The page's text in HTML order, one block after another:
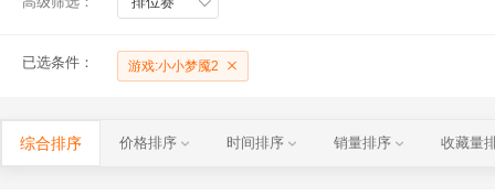
已选条件： 游戏:小小梦魇2
综合排序 价格排序 时间排序 销量排序 收藏量